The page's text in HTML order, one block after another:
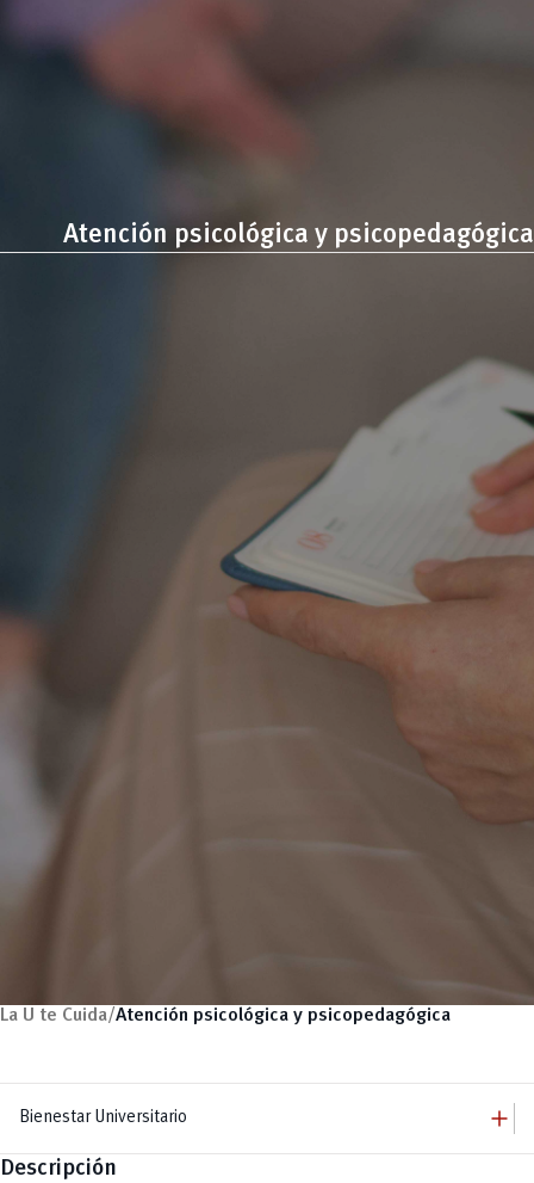
Atención psicológica y psicopedagógica
La U te Cuida/Atención psicológica y psicopedagógica
Bienestar Universitario add
Bienestar Universitario
add
Descripción